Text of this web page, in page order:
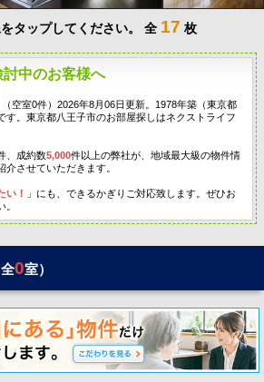
タップしてください。 全 17 枚
中のお客様へ
空室0件）2026年8月06日更新。1978年築（東京都
す。東京都八王子市のお部屋探しはネクストライフ
、成約数5,000件以上の弊社が、地域最大級の物件情
させていただきます。
い！
」にも、できるかぎりご対応致します。ぜひお
0室）